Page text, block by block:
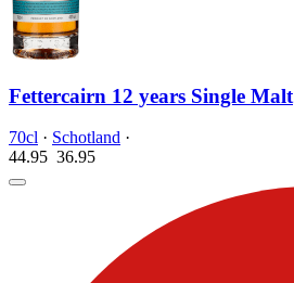
Fettercairn 12 years Single Malt
70cl · Schotland ·
44.95 36.95